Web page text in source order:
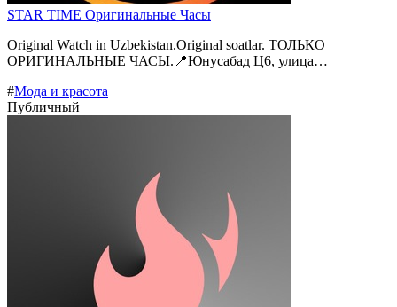
STAR TIME Оригинальные Часы
Original Watch in Uzbekistan.Original soatlar. ТОЛЬКО
ОРИГИНАЛЬНЫЕ ЧАСЫ.📍Юнусабад Ц6, улица…
#Мода и красота
Публичный